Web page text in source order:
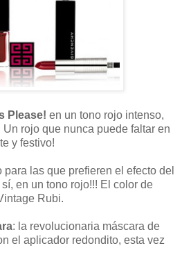
Please! en un tono rojo intenso,
Un rojo que nunca puede faltar en
y festivo!
para las que prefieren el efecto del
en un tono rojo!!! El color de
Rubi.
: la revolucionaria máscara de
el aplicador redondito, esta vez